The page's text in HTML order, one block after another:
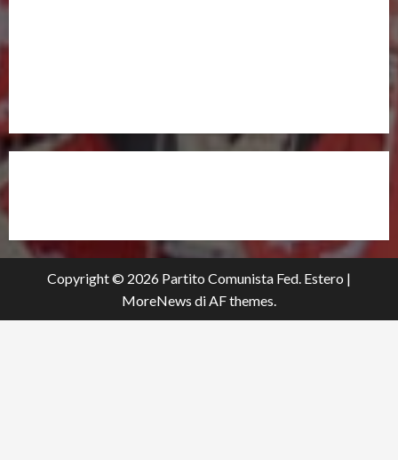
Copyright © 2026 Partito Comunista Fed. Estero |
MoreNews di AF themes.